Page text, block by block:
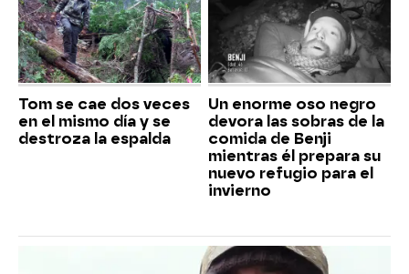
Tom se cae dos veces
en el mismo día y se
destroza la espalda
Un enorme oso negro
devora las sobras de la
comida de Benji
mientras él prepara su
nuevo refugio para el
invierno